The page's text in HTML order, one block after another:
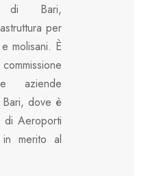
di Bari,
per
molisani. È
aziende
dove è
di Aeroporti
merito al